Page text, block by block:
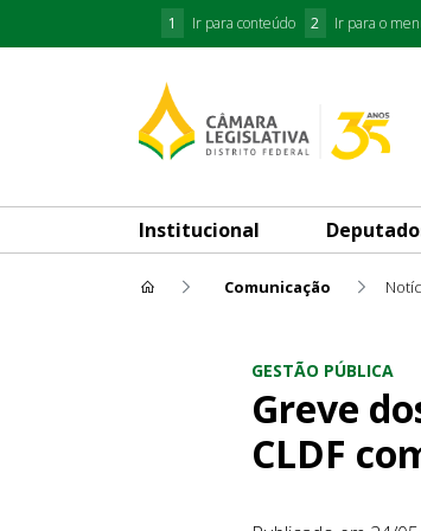
1 Ir para conteúdo 2 Ir para o
Institucional
Comunicação
GESTÃO PÚBLICA
Greve
CLDF